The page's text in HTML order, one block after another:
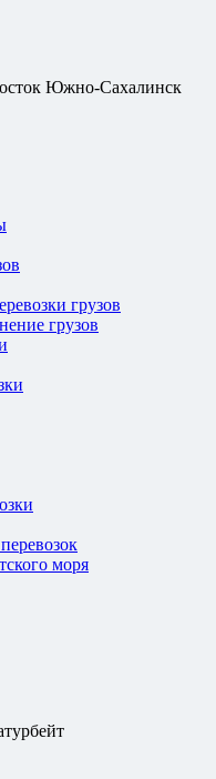
Южно-Сахалинск
грузов
грузов
моря